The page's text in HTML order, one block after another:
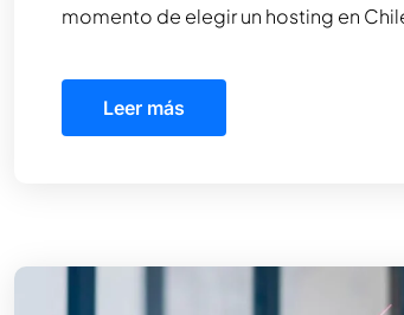
momento de elegir un hosting en
Leer más